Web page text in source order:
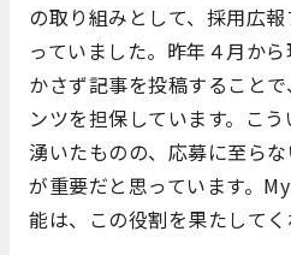
の取り組みとして、採用広
っていました。昨年４月か
かさず記事を投稿すること
ンツを担保しています。こ
湧いたものの、応募に至ら
が重要だと思っています。
能は、この役割を果たしてく